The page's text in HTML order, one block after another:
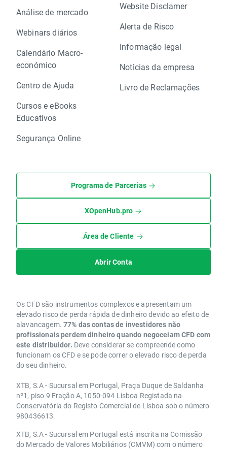
Análise de mercado
Webinars diários
Calendário Macro-
económico
Centro de Ajuda
Cursos e eBooks
Educativos
Segurança Online
Website Disclamer
Alerta de Risco
Informação legal
Notícias da empresa
Livro de Reclamações
Programa de Parcerias
XOpenHub.pro
Área de Cliente
Abrir Conta
Os CFD são instrumentos complexos e apresentam um
elevado risco de perda rápida de dinheiro devido ao efeito de
alavancagem. 77% das contas de investidores não
profissionais perdem dinheiro quando negoceiam CFD com
este distribuidor. Deve considerar se compreende como
funcionam os CFD e se pode correr o elevado risco de perda
do seu dinheiro.
XTB, S.A - Sucursal em Portugal, Praça Duque de Saldanha
nº1, piso 9 Fração A, 1050-094 Lisboa Registada na
Conservatória do Registo Comercial de Lisboa sob o número
980436613.
XTB, S.A - Sucursal em Portugal está inscrita na Comissão
do Mercado de Valores Mobiliários (CMVM) com o número